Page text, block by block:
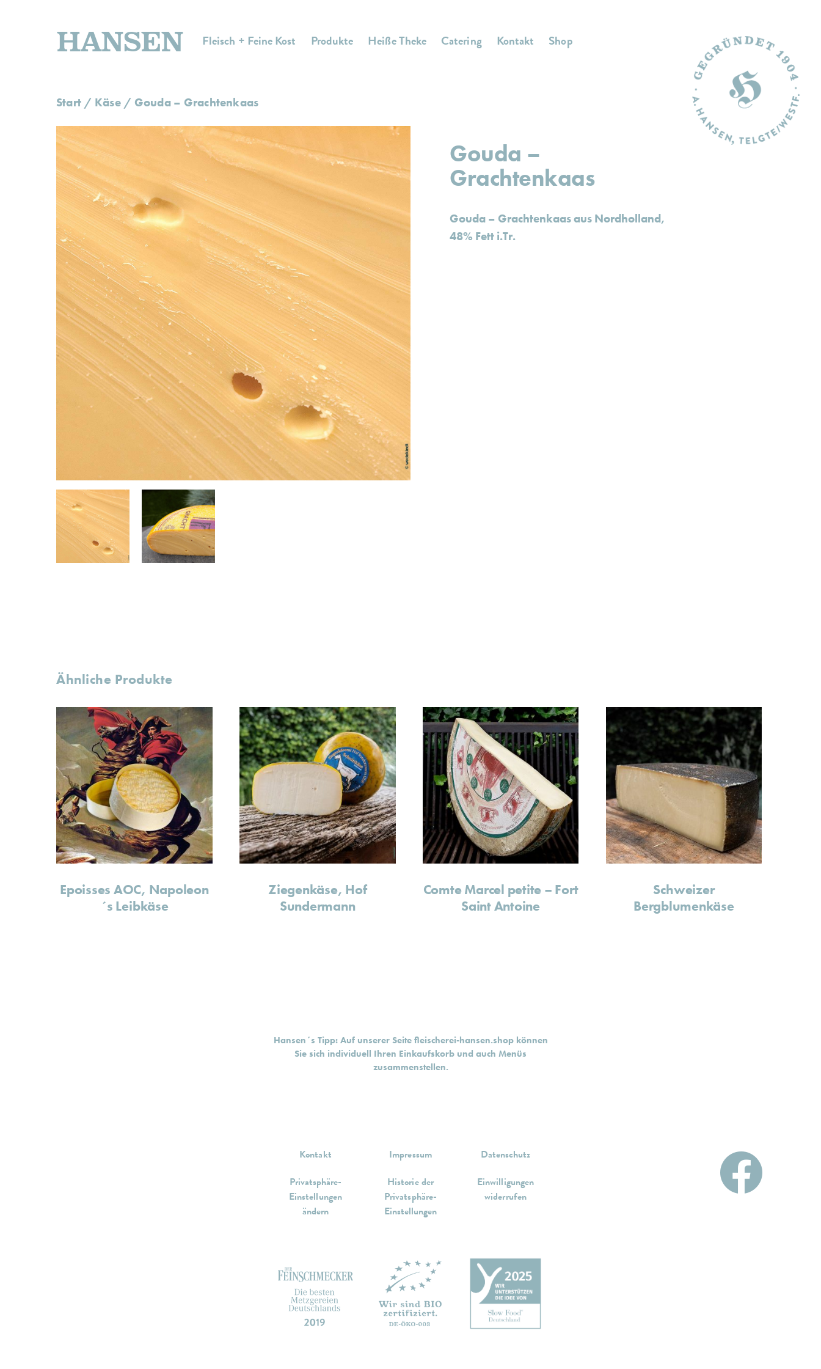
HANSEN Fleisch + Feine Kost Produkte Heiße Theke Catering Kontakt Shop
Start / Käse/ Gouda – Grachtenkaas
Gouda –
Grachtenkaas
Gouda – Grachtenkaas aus Nordholland,
48% Fett i.Tr.
Ähnliche Produkte
Epoisses AOC, Napoleon
´s Leibkäse
Ziegenkäse, Hof
Sundermann
Comte Marcel petite – Fort
Saint Antoine
Schweizer
Bergblumenkäse
Hansen´s Tipp: Auf unserer Seite fleischerei-hansen.shopkönnen
Sie sich individuell Ihren Einkaufskorb und auch Menüs
zusammenstellen.
Kontakt Impressum
Datenschutz
Privatsphäre-
Einstellungen
ändern
Historie der
Privatsphäre-
Einstellungen
Einwilligungen
widerrufen